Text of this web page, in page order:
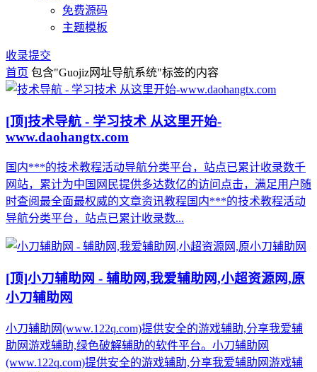
免费源码
主题模板
收录提交
首页 包含"Guojiz网址导航系统"标签的内容
[顶]技术导航 - 学习技术 从这里开始-
www.daohangtx.com
国内***的技术教程活动导航分类平台，站点已累计收录数千
网站，累计为中国网民提供多达数亿的访问点击，满足用户随
时查阅最全面最权威的文章资讯教程国内***的技术教程活动
导航分类平台，站点已累计收录数...
[顶]小刀辅助网 - 辅助网,我爱辅助网,小超资源网,原
小刀辅助网
小刀辅助网(www.122q.com)提供安全的游戏辅助,分享我爱辅
助网游戏辅助,绿色破解辅助的软件平台。小刀辅助网
(www.122q.com)提供安全的游戏辅助,分享我爱辅助网游戏辅